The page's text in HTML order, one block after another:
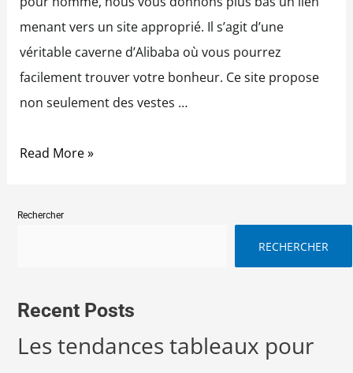
menant vers un site approprié. Il s’agit d’une
véritable caverne d’Alibaba où vous pourrez
facilement trouver votre bonheur. Ce site propose
non seulement des vestes …
Read More »
Rechercher
RECHERCHER
Recent Posts
Les tendances tableaux pour